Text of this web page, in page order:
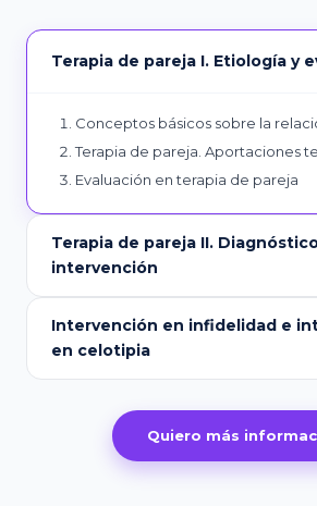
Terapia de pareja I. Etiología y
Conceptos básicos sobre la
Terapia de pareja. Aportaciones
Evaluación en terapia de pareja
Terapia de pareja II.
intervención
Intervención en infidelidad e
en celotipia
Quiero más